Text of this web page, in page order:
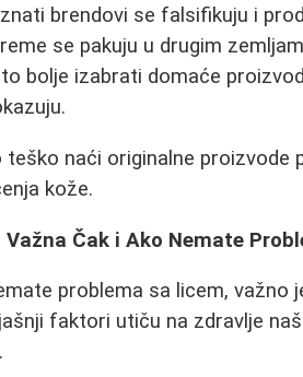
brendovi se falsifikuju i
se pakuju u drugim
bolje izabrati domaće
teško naći originalne
kože.
Čak i Ako Nemate
problema sa licem, važno
faktori utiču na zdravlje